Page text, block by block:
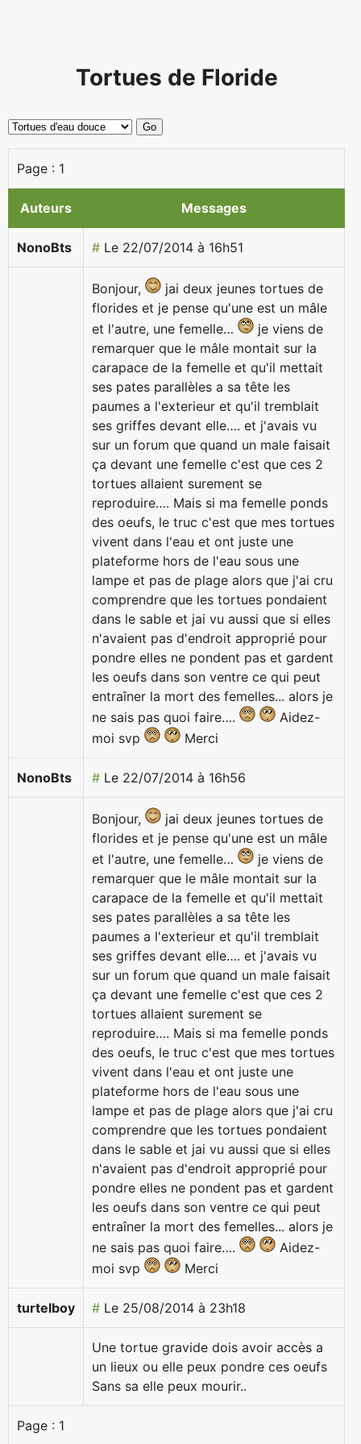
Tortues de Floride
Page : 1
Auteurs Messages
NonoBts # Le 22/07/2014 à 16h51
Bonjour,
jai deux jeunes tortues de
florides et je pense qu'une est un mâle
et l'autre, une femelle…
je viens de
remarquer que le mâle montait sur la
carapace de la femelle et qu'il mettait
ses pates parallèles a sa tête les
paumes a l'exterieur et qu'il tremblait
ses griffes devant elle…. et j'avais vu
sur un forum que quand un male faisait
ça devant une femelle c'est que ces 2
tortues allaient surement se
reproduire…. Mais si ma femelle ponds
des oeufs, le truc c'est que mes tortues
vivent dans l'eau et ont juste une
plateforme hors de l'eau sous une
lampe et pas de plage alors que j'ai cru
comprendre que les tortues pondaient
dans le sable et jai vu aussi que si elles
n'avaient pas d'endroit approprié pour
pondre elles ne pondent pas et gardent
les oeufs dans son ventre ce qui peut
entraîner la mort des femelles... alors je
ne sais pas quoi faire….
Aidez-
moi svp
Merci
NonoBts # Le 22/07/2014 à 16h56
Bonjour,
jai deux jeunes tortues de
florides et je pense qu'une est un mâle
et l'autre, une femelle…
je viens de
remarquer que le mâle montait sur la
carapace de la femelle et qu'il mettait
ses pates parallèles a sa tête les
paumes a l'exterieur et qu'il tremblait
ses griffes devant elle…. et j'avais vu
sur un forum que quand un male faisait
ça devant une femelle c'est que ces 2
tortues allaient surement se
reproduire…. Mais si ma femelle ponds
des oeufs, le truc c'est que mes tortues
vivent dans l'eau et ont juste une
plateforme hors de l'eau sous une
lampe et pas de plage alors que j'ai cru
comprendre que les tortues pondaient
dans le sable et jai vu aussi que si elles
n'avaient pas d'endroit approprié pour
pondre elles ne pondent pas et gardent
les oeufs dans son ventre ce qui peut
entraîner la mort des femelles... alors je
ne sais pas quoi faire….
Aidez-
moi svp
Merci
turtelboy # Le 25/08/2014 à 23h18
Une tortue gravide dois avoir accès a
un lieux ou elle peux pondre ces oeufs
Sans sa elle peux mourir..
Page : 1